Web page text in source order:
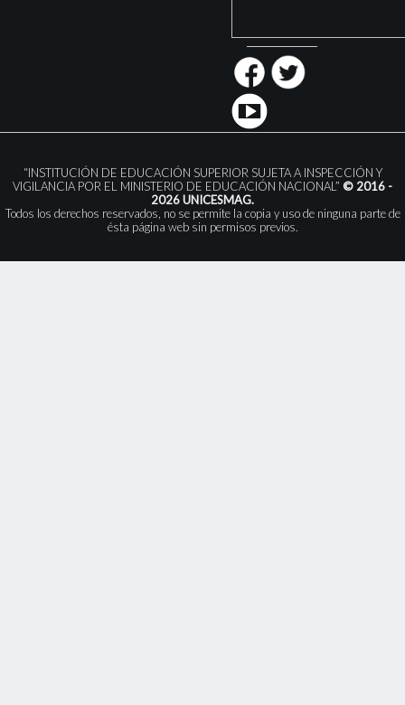
“INSTITUCIÓN DE EDUCACIÓN SUPERIOR SUJETA A INSPECCIÓN Y
VIGILANCIA POR EL MINISTERIO DE EDUCACIÓN NACIONAL” © 2016 -
2026 UNICESMAG.
Todos los derechos reservados, no se permite la copia y uso de ninguna parte de
ésta página web sin permisos previos.